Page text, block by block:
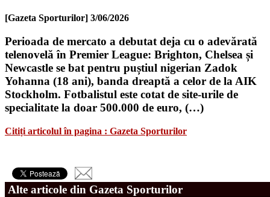
[Gazeta Sporturilor] 3/06/2026
Perioada de mercato a debutat deja cu o adevărată
telenovelă în Premier League: Brighton, Chelsea și
Newcastle se bat pentru puștiul nigerian Zadok
Yohanna (18 ani), banda dreaptă a celor de la AIK
Stockholm. Fotbalistul este cotat de site-urile de
specialitate la doar 500.000 de euro, (…)
Citiți articolul în pagina : Gazeta Sporturilor
Alte articole din Gazeta Sporturilor